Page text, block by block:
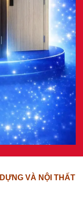
VÀ NỘI THẤT